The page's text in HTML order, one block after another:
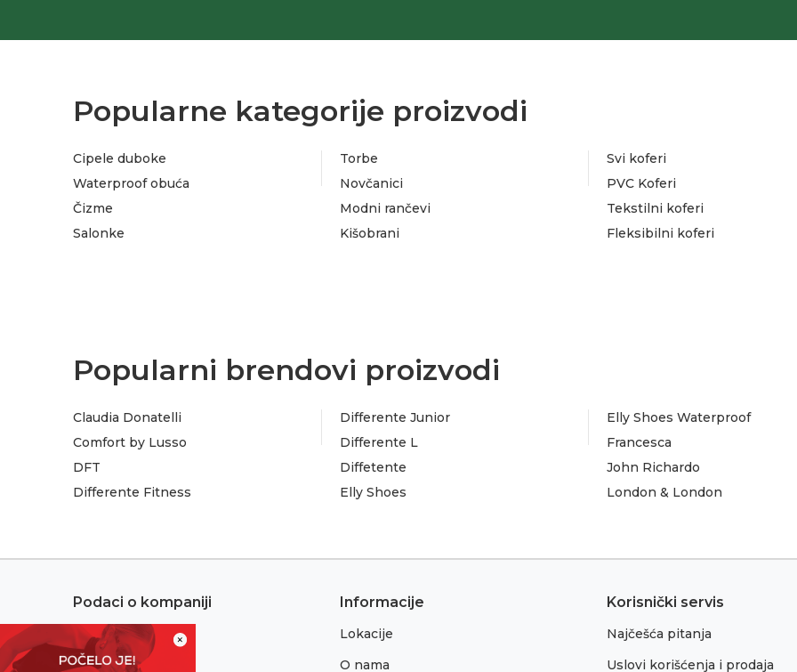
×
Popularne kategorije proizvodi
Cipele duboke
Waterproof obuća
Čizme
Salonke
Torbe
Novčanici
Modni rančevi
Kišobrani
Svi koferi
PVC Koferi
Tekstilni koferi
Fleksibilni koferi
Popularni brendovi proizvodi
Claudia Donatelli
Comfort by Lusso
DFT
Differente Fitness
Differente Junior
Differente L
Diffetente
Elly Shoes
Elly Shoes Waterproof
Francesca
John Richardo
London & London
Podaci o kompaniji
Adresa:
Sremska 1
Informacije
Lokacije
O nama
Korisnički servis
Najčešća pitanja
Uslovi korišćenja i prodaja